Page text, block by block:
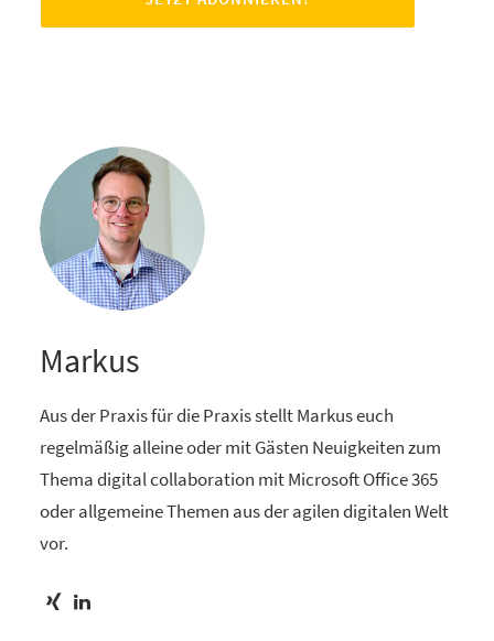
Markus
Aus der Praxis für die Praxis stellt Markus euch
regelmäßig alleine oder mit Gästen Neuigkeiten zum
Thema digital collaboration mit Microsoft Office 365
oder allgemeine Themen aus der agilen digitalen Welt
vor.